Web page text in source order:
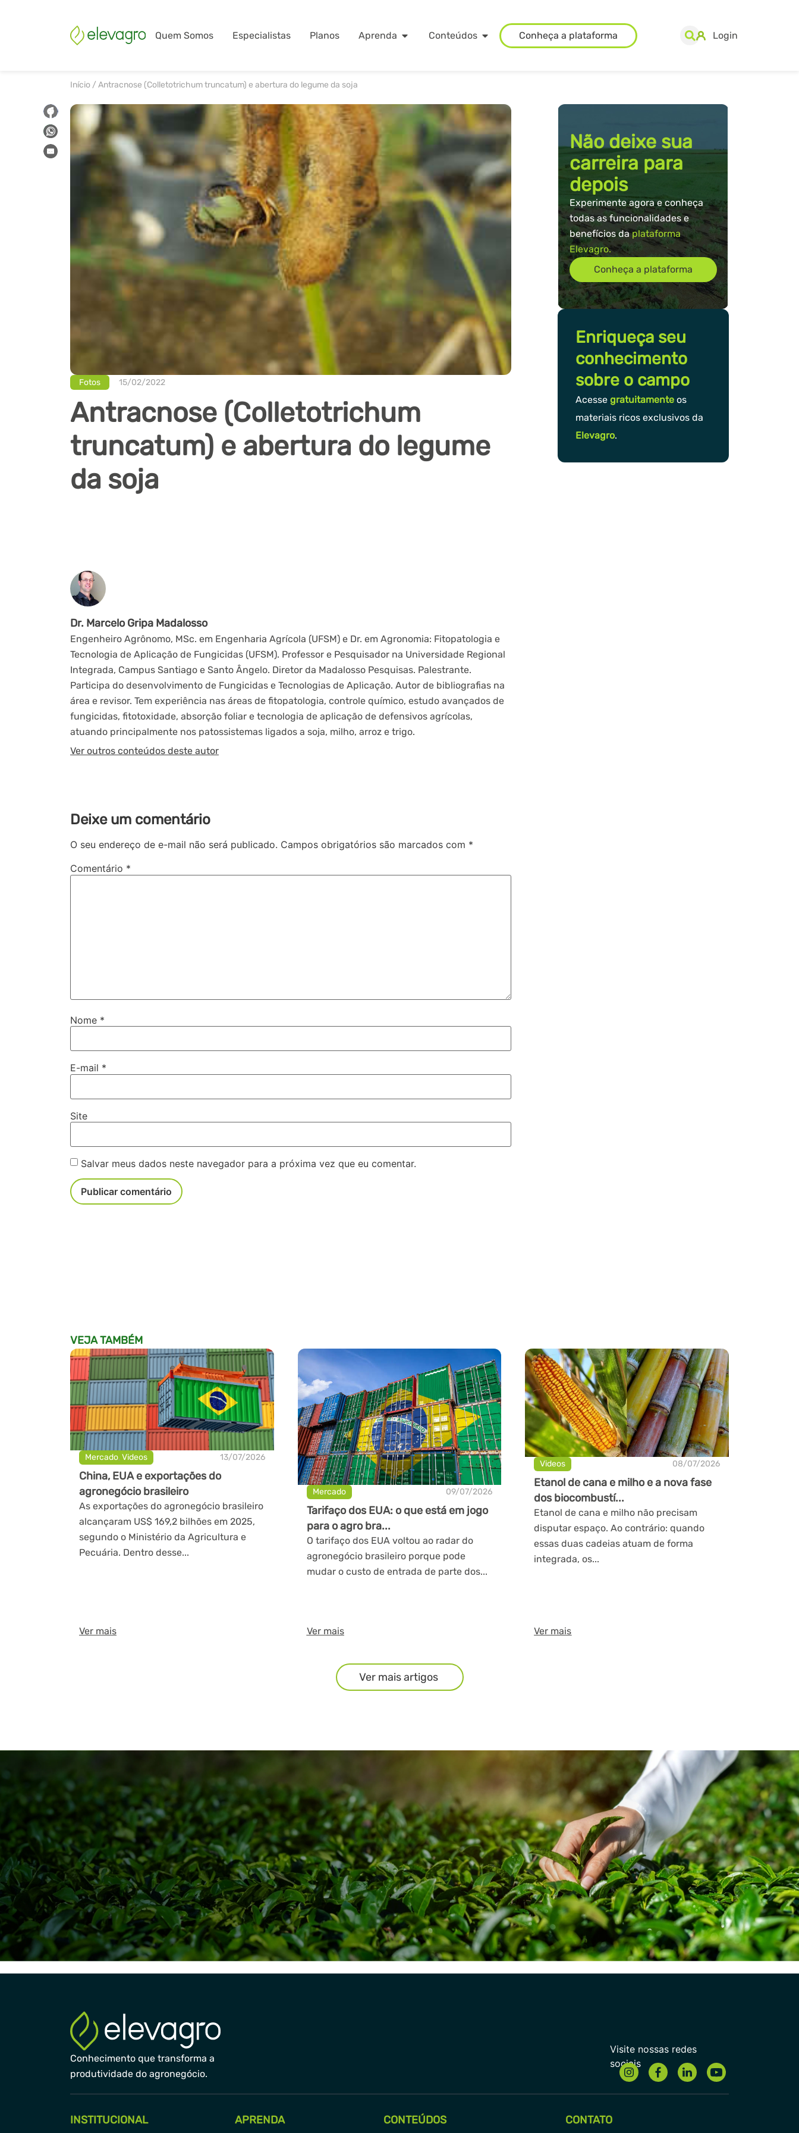
Quem Somos Especialistas Planos Aprenda Conteúdos Conheça a plataforma Login
Início /Antracnose (Colletotrichum truncatum) e abertura do legume da soja
Fotos 15/02/2022
Antracnose (Colletotrichum
truncatum) e abertura do legume
da soja
Dr. Marcelo Gripa Madalosso
Engenheiro Agrônomo, MSc. em Engenharia Agrícola (UFSM) e Dr. em Agronomia: Fitopatologia e
Tecnologia de Aplicação de Fungicidas (UFSM). Professor e Pesquisador na Universidade Regional
Integrada, Campus Santiago e Santo Ângelo. Diretor da Madalosso Pesquisas. Palestrante.
Participa do desenvolvimento de Fungicidas e Tecnologias de Aplicação. Autor de bibliografias na
área e revisor. Tem experiência nas áreas de fitopatologia, controle químico, estudo avançados de
fungicidas, fitotoxidade, absorção foliar e tecnologia de aplicação de defensivos agrícolas,
atuando principalmente nos patossistemas ligados a soja, milho, arroz e trigo.
Ver outros conteúdos deste autor
Deixe um comentário
O seu endereço de e-mail não será publicado. Campos obrigatórios são marcados com *
Comentário *
Nome *
E-mail *
Site
Salvar meus dados neste navegador para a próxima vez que eu comentar.
Não deixe sua
carreira para
depois
Experimente agora e conheça
todas as funcionalidades e
benefícios daplataforma
Elevagro.
Conheça a plataforma
Enriqueça seu
conhecimento
sobre o campo
Acesse gratuitamenteos
materiais ricos exclusivos da
Elevagro.
VEJA TAMBÉM
Mercado,Videos 13/07/2026
China, EUA e exportações do
agronegócio brasileiro
As exportações do agronegócio brasileiro
alcançaram US$ 169,2 bilhões em 2025,
segundo o Ministério da Agricultura e
Pecuária. Dentro desse...
Ver mais
Mercado 09/07/2026
Tarifaço dos EUA: o que está em jogo
para o agro bra...
O tarifaço dos EUA voltou ao radar do
agronegócio brasileiro porque pode
mudar o custo de entrada de parte dos...
Ver mais
Videos 08/07/2026
Etanol de cana e milho e a nova fase
dos biocombustí...
Etanol de cana e milho não precisam
disputar espaço. Ao contrário: quando
essas duas cadeias atuam de forma
integrada, os...
Ver mais
Ver mais artigos
Conhecimento que transforma a
produtividade do agronegócio.
INSTITUCIONAL APRENDA CONTEÚDOS CONTATO